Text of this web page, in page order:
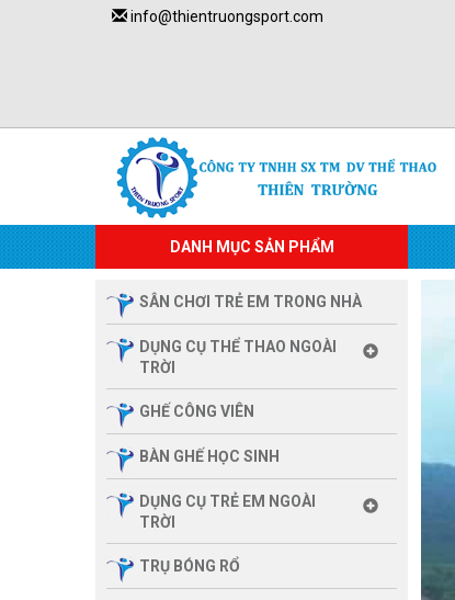
info@thientruongsport.com
DANH MỤC SẢN PHẨM
SÂN CHƠI TRẺ EM TRONG NHÀ
DỤNG CỤ THỂ THAO NGOÀI
TRỜI
GHẾ CÔNG VIÊN
BÀN GHẾ HỌC SINH
DỤNG CỤ TRẺ EM NGOÀI
TRỜI
TRỤ BÓNG RỔ